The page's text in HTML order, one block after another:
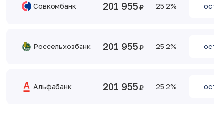
Совкомбанк 201 955 25.2
Россельхозбанк 201 955 25.2
Альфабанк 201 955 25.2